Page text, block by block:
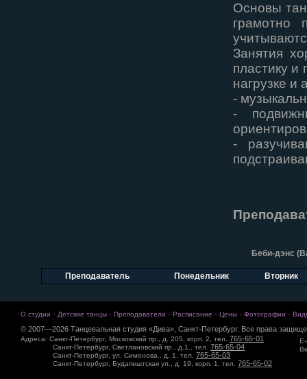
Основы
грамотно
Занятия
пластику и
нагрузке и
-
-
-
Беби-дэнс
Преподаватель Понедельник Вторник
О студии · Детские танцы · Преподаватели · Расписание · Цены · Фотографии ·
© 2007—2026 Танцевальная студия «Дива», Санкт-Петербург. Все права
Адреса: Санкт-Петербург, Московский пр., д. 205, корп. 2, тел. 765-65-01
Санкт-Петербург, Светлановский пр., д.1., тел. 765-65-04
Санкт-Петербург, ул. Симонова., д. 1, тел. 765-65-03
Санкт-Петербург, Будапештская ул., д. 19, корп. 1, тел. 765-65-02